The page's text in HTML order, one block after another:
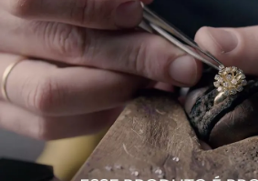
Material
Pedra Sem Pedra
Brinco Argola
Público Feminino